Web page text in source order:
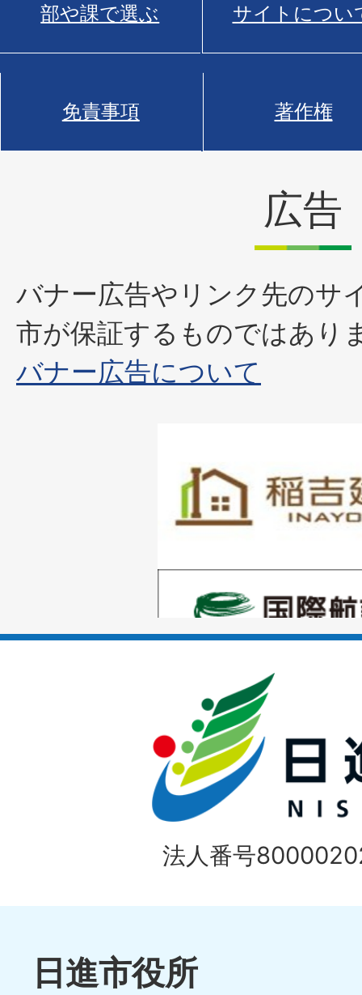
部や課で選ぶ サイトについ
免責事項 著作権
広告
バナー広告やリンク先のサ
市が保証するものではあり
バナー広告について
枚
目
ラ
枚
ス
ラ
イ
ド
1
枚
目
の
イ
目
法人番号
日進市役所